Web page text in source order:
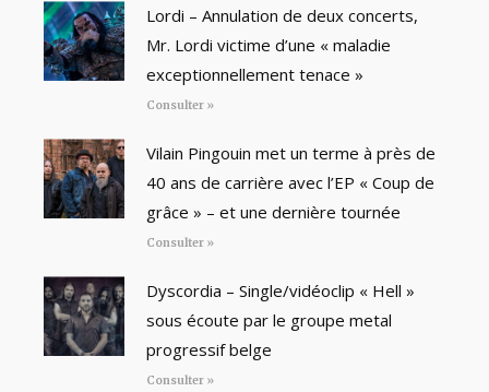
Lordi – Annulation de deux concerts,
Mr. Lordi victime d’une « maladie
exceptionnellement tenace »
Consulter »
Vilain Pingouin met un terme à près de
40 ans de carrière avec l’EP « Coup de
grâce » – et une dernière tournée
Consulter »
Dyscordia – Single/vidéoclip « Hell »
sous écoute par le groupe metal
progressif belge
Consulter »